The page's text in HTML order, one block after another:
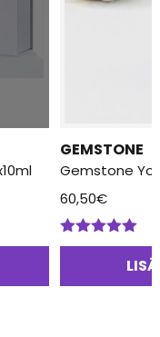
GEMSTONE
Gemstone
60,50€
Arvostelu